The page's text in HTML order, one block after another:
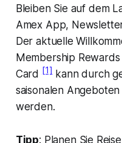
Bleiben Sie auf dem
Amex App,
Der aktuelle
Membership
Card[1]kann durch
saisonalen
werden.
Tipp: Planen Sie